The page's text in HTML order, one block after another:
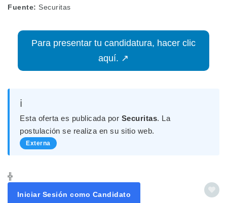
Fuente: Securitas
Para presentar tu candidatura, hacer clic
aquí. ↗
ℹ️
Esta oferta es publicada por Securitas. La
postulación se realiza en su sitio web.
Externa
╬
Iniciar Sesión como Candidato